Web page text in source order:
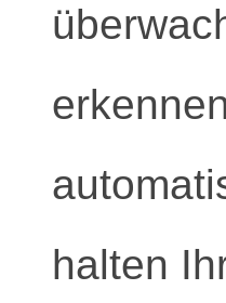
halten